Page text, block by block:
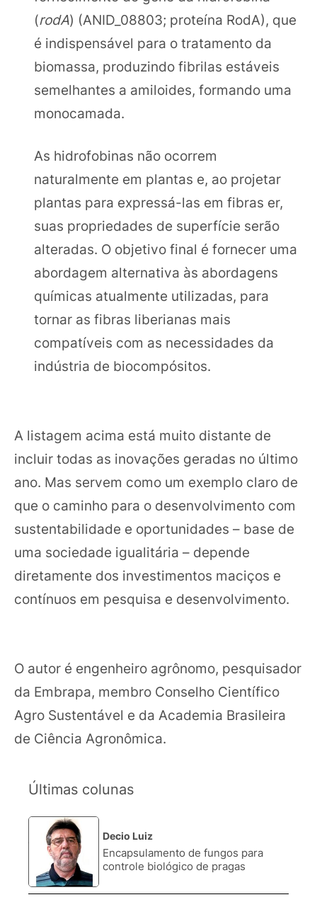
(rodA) (ANID_08803; proteína RodA), que
é indispensável para o tratamento da
biomassa, produzindo fibrilas estáveis
semelhantes a amiloides, formando uma
monocamada.
As hidrofobinas não ocorrem
naturalmente em plantas e, ao projetar
plantas para expressá-las em fibras er,
suas propriedades de superfície serão
alteradas. O objetivo final é fornecer uma
abordagem alternativa às abordagens
químicas atualmente utilizadas, para
tornar as fibras liberianas mais
compatíveis com as necessidades da
indústria de biocompósitos.
A listagem acima está muito distante de
incluir todas as inovações geradas no último
ano. Mas servem como um exemplo claro de
que o caminho para o desenvolvimento com
sustentabilidade e oportunidades – base de
uma sociedade igualitária – depende
diretamente dos investimentos maciços e
contínuos em pesquisa e desenvolvimento.
O autor é engenheiro agrônomo, pesquisador
da Embrapa, membro Conselho Científico
Agro Sustentável e da Academia Brasileira
de Ciência Agronômica.
Últimas colunas
Decio Luiz
Encapsulamento de fungos para
controle biológico de pragas